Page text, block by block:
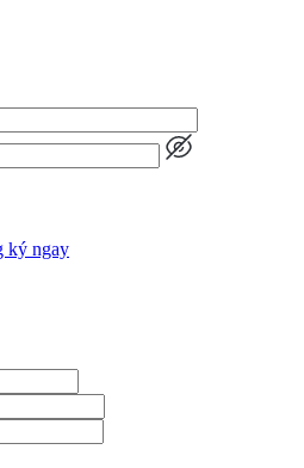
ký ngay